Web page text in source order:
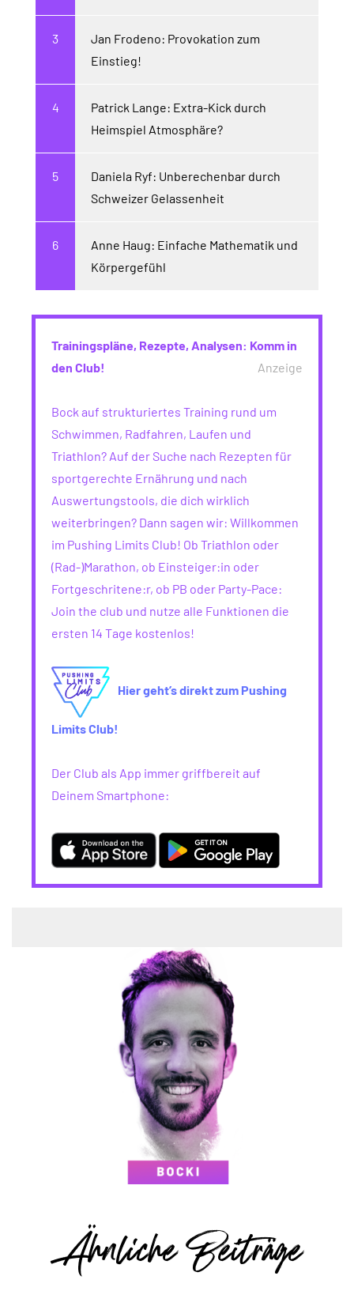
Jan Frodeno: Provokation zum
Einstieg!
Patrick Lange: Extra-Kick durch
Heimspiel Atmosphäre?
Daniela Ryf: Unberechenbar durch
Schweizer Gelassenheit
Anne Haug: Einfache Mathematik und
Körpergefühl
Trainingspläne, Rezepte, Analysen: Komm in
den Club!
Anzeige
Bock auf strukturiertes Training rund um
Schwimmen, Radfahren, Laufen und
Triathlon? Auf der Suche nach Rezepten für
sportgerechte Ernährung und nach
Auswertungstools, die dich wirklich
weiterbringen? Dann sagen wir: Willkommen
im Pushing Limits Club! Ob Triathlon oder
(Rad-)Marathon, ob Einsteiger:in oder
Fortgeschritene:r, ob PB oder Party-Pace:
Join the club und nutze alle Funktionen die
ersten 14 Tage kostenlos!
Hier geht’s direkt zum Pushing
Limits Club!
Der Club als App immer griffbereit auf
Deinem Smartphone:
Ähnliche Beiträge